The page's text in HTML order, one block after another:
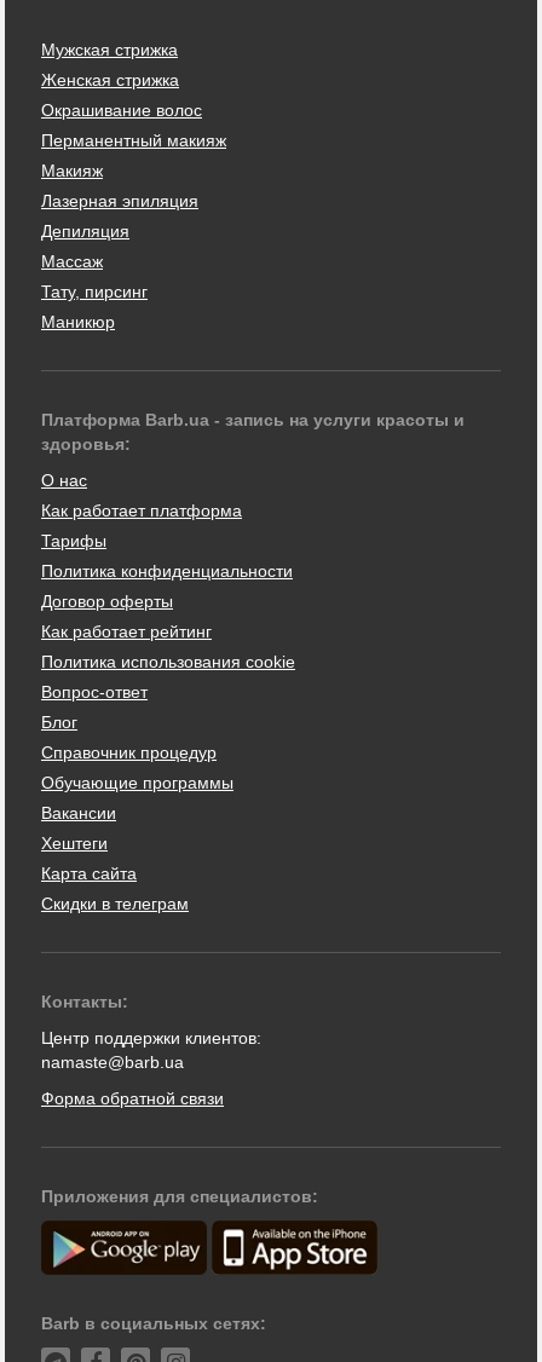
Мужская стрижка
Женская стрижка
Окрашивание волос
Перманентный макияж
Макияж
Лазерная эпиляция
Депиляция
Массаж
Тату, пирсинг
Маникюр
Платформа Barb.ua - запись на услуги красоты и
здоровья:
О нас
Как работает платформа
Тарифы
Политика конфиденциальности
Договор оферты
Как работает рейтинг
Политика использования cookie
Вопрос-ответ
Блог
Справочник процедур
Обучающие программы
Вакансии
Хештеги
Карта сайта
Скидки в телеграм
Контакты:
Центр поддержки клиентов:
namaste@barb.ua
Форма обратной связи
Приложения для специалистов:
Barb в социальных сетях: